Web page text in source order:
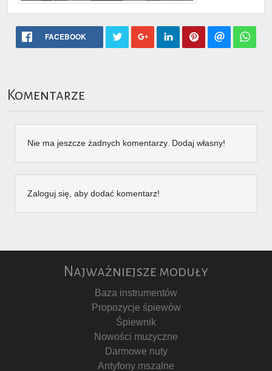
FACEBOOK
Komentarze
Nie ma jeszcze żadnych komentarzy. Dodaj własny!
Zaloguj się, aby dodać komentarz!
Najważniejsze moduły
Baza instrumentów
Propozycje śpiewów
Śpiewnik
Nowości muzyczne
Darmowe nuty
Antyfony mszalne